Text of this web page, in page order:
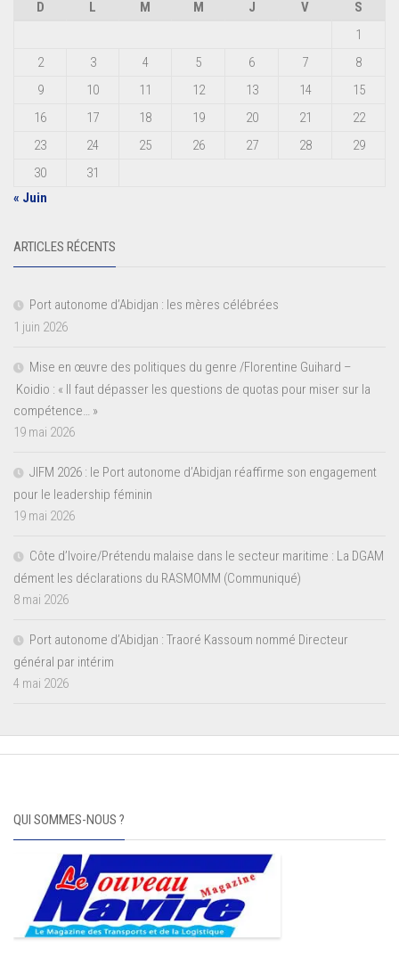
D L M M J V
S
1
2
3 4 5 6 7
8
9
10 11 12 13 14
15
16
17 18 19 20 21
22
23
24 25 26 27 28
29
30
31
« Juin
ARTICLES RÉCENTS
Port autonome d’Abidjan : les mères célébrées
1 juin 2026
Mise en œuvre des politiques du genre /Florentine Guihard –
Koidio : « Il faut dépasser les questions de quotas pour miser sur la
compétence… »
19 mai 2026
JIFM 2026 : le Port autonome d’Abidjan réaffirme son engagement
pour le leadership féminin
19 mai 2026
Côte d’Ivoire/Prétendu malaise dans le secteur maritime : La DGAM
dément les déclarations du RASMOMM (Communiqué)
8 mai 2026
Port autonome d’Abidjan : Traoré Kassoum nommé Directeur
général par intérim
4 mai 2026
QUI SOMMES-NOUS ?